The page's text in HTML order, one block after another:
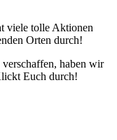
viele tolle Aktio­nen
Orten durch!
haben wir
Euch durch!